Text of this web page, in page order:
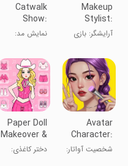
Makeup
Stylist:
Makeup
Game
آرایشگر: بازی
Catwalk
Show:
Dress Up
نمایش مد:
لباس‌پوشی
Avatar
Character:
Girl Creator
شخصیت آواتار:
Paper Doll
Makeover &
Dress Up
دختر کاغذی: